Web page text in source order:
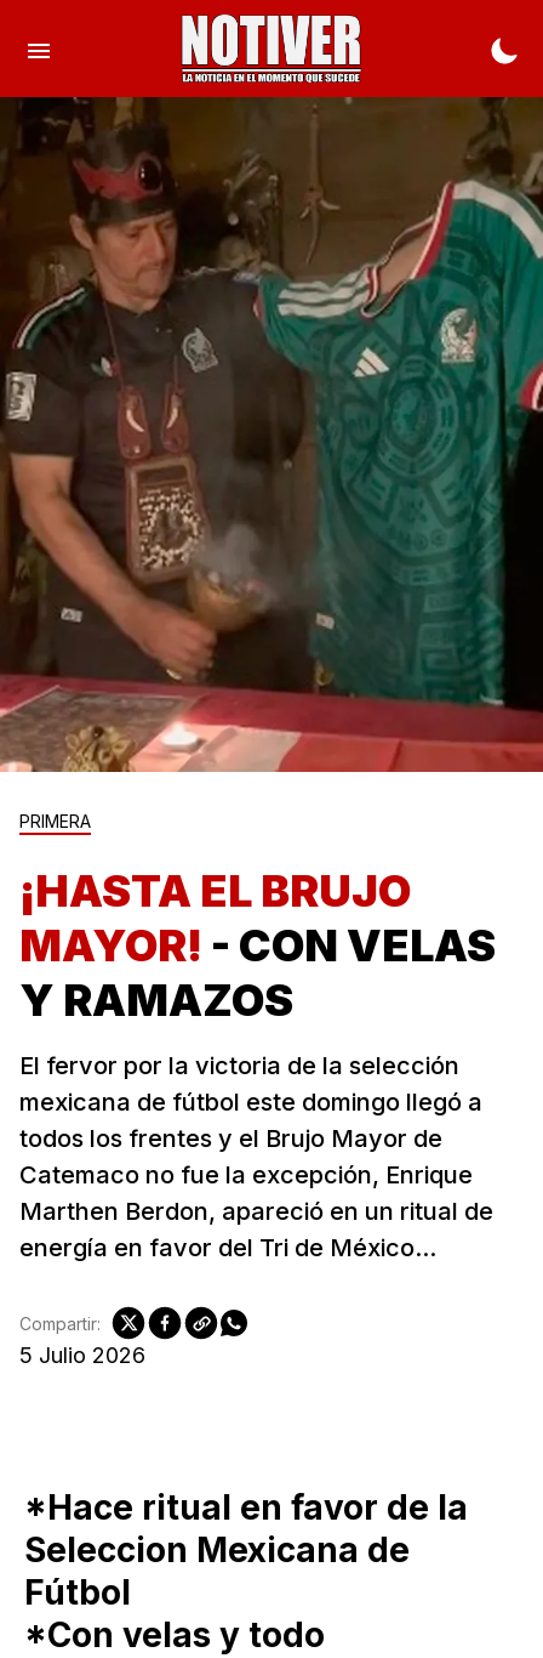
PRIMERA
¡HASTA EL BRUJO
MAYOR! - CON VELAS
Y RAMAZOS
El fervor por la victoria de la selección
mexicana de fútbol este domingo llegó a
todos los frentes y el Brujo Mayor de
Catemaco no fue la excepción, Enrique
Marthen Berdon, apareció en un ritual de
energía en favor del Tri de México...
5 Julio 2026
Compartir:
*Hace ritual en favor de la
Seleccion Mexicana de
Fútbol
*Con velas y todo